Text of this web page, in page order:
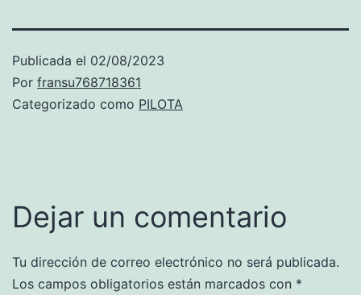
Publicada el 02/08/2023
Por fransu768718361
Categorizado como PILOTA
Dejar un comentario
Tu dirección de correo electrónico no será publicada.
Los campos obligatorios están marcados con *